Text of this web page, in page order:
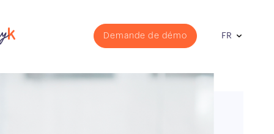
Demande de démo FR